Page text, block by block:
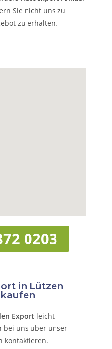
Sie nicht uns zu
zu erhalten.
0203
in Lützen
Export leicht
bei uns über unser
kontaktieren.